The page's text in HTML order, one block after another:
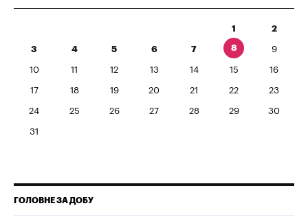
1 2
3 4 5 6 7 8 9
10 11 12 13 14 15 16
17 18 19 20 21 22 23
24 25 26 27 28 29 30
31
ГОЛОВНЕ ЗА ДОБУ